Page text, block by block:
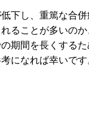
下し、重篤な合
ることが多いの
期間を長くする
になれば幸いです